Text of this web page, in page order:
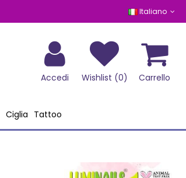
Italiano
Accedi Wishlist (0) Carrello
Ciglia Tattoo